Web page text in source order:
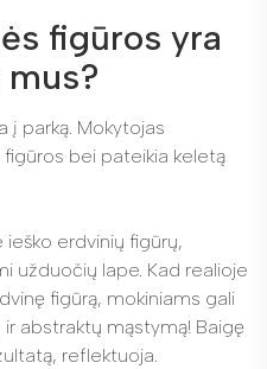
figūros yra
į parką. Mokytojas
bei pateikia keletą
erdvinių figūrų,
užduočių lape. Kad realioje
figūrą, mokiniams gali
abstraktų mąstymą! Baigę
reflektuoja.